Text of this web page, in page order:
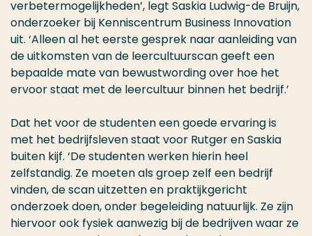
verbetermogelijkheden’, legt Saskia Ludwig-de Bruijn,
onderzoeker bij Kenniscentrum Business Innovation
uit. ‘Alleen al het eerste gesprek naar aanleiding van
de uitkomsten van de leercultuurscan geeft een
bepaalde mate van bewustwording over hoe het
ervoor staat met de leercultuur binnen het bedrijf.’
Dat het voor de studenten een goede ervaring is
met het bedrijfsleven staat voor Rutger en Saskia
buiten kijf. ‘De studenten werken hierin heel
zelfstandig. Ze moeten als groep zelf een bedrijf
vinden, de scan uitzetten en praktijkgericht
onderzoek doen, onder begeleiding natuurlijk. Ze zijn
hiervoor ook fysiek aanwezig bij de bedrijven waar ze